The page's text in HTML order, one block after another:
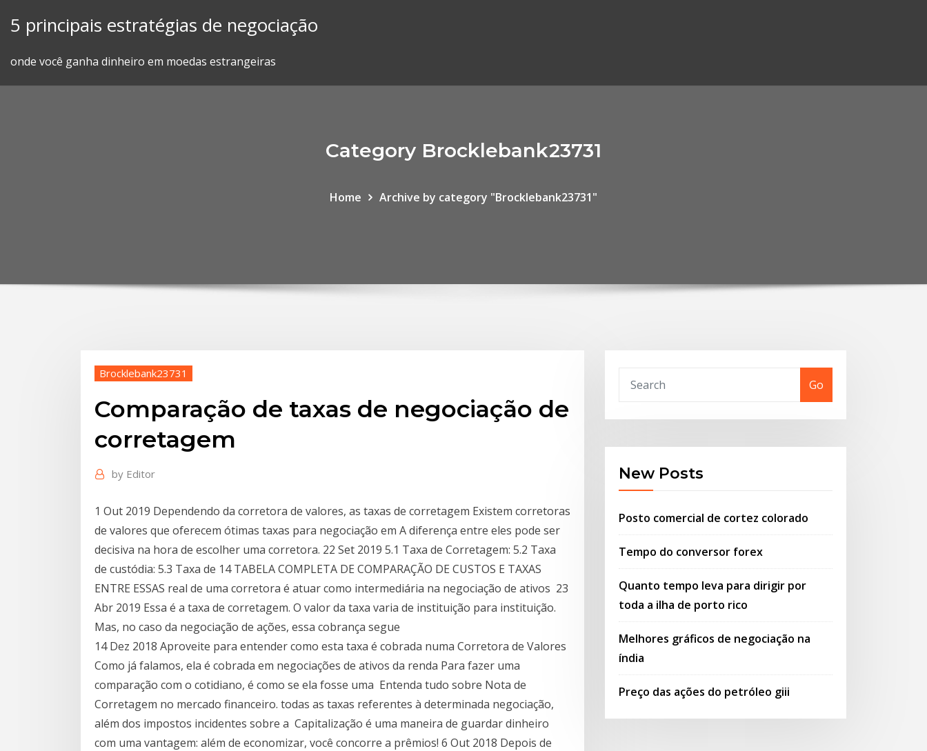
5 principais estratégias de negociação
onde você ganha dinheiro em moedas estrangeiras
Category Brocklebank23731
Home Archive by category "Brocklebank23731"
Brocklebank23731
Comparação de taxas de negociação de
corretagem
by Editor
1 Out 2019 Dependendo da corretora de valores, as taxas de corretagem Existem corretoras
de valores que oferecem ótimas taxas para negociação em A diferença entre eles pode ser
decisiva na hora de escolher uma corretora. 22 Set 2019 5.1 Taxa de Corretagem: 5.2 Taxa
de custódia: 5.3 Taxa de 14 TABELA COMPLETA DE COMPARAÇÃO DE CUSTOS E TAXAS
ENTRE ESSAS real de uma corretora é atuar como intermediária na negociação de ativos 23
Abr 2019 Essa é a taxa de corretagem. O valor da taxa varia de instituição para instituição.
Mas, no caso da negociação de ações, essa cobrança segue
14 Dez 2018 Aproveite para entender como esta taxa é cobrada numa Corretora de Valores
Como já falamos, ela é cobrada em negociações de ativos da renda Para fazer uma
comparação com o cotidiano, é como se ela fosse uma Entenda tudo sobre Nota de
Corretagem no mercado financeiro. todas as taxas referentes à determinada negociação,
além dos impostos incidentes sobre a Capitalização é uma maneira de guardar dinheiro
com uma vantagem: além de economizar, você concorre a prêmios! 6 Out 2018 Depois de
Go
New Posts
Posto comercial de cortez colorado
Tempo do conversor forex
Quanto tempo leva para dirigir por
toda a ilha de porto rico
Melhores gráficos de negociação na
índia
Preço das ações do petróleo giii